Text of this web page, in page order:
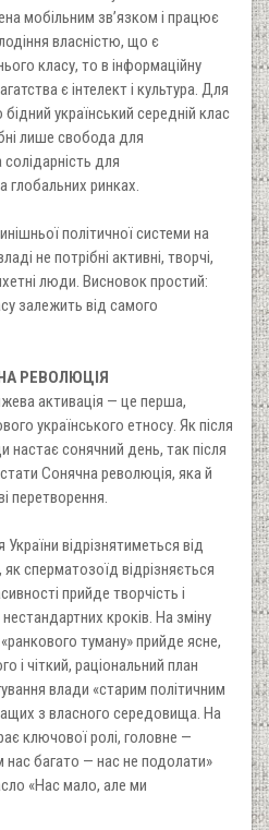
мобільним зв’язком і працює
власністю, що є
класу, то в інформаційну
є інтелект і культура. Для
український середній клас
лише свобода для
для
глобальних ринках.
політичної системи на
не потрібні активні, творчі,
люди. Висновок простий:
залежить від самого
РЕВОЛЮЦІЯ
активація — це перша,
українського етносу. Як після
настає сонячний день, так після
Сонячна революція, яка й
перетворення.
відрізнятиметься від
сперматозоїд відрізняється
прийде творчість і
кроків. На зміну
туману» прийде ясне,
і чіткий, раціональний план
влади «старим політичним
з власного середовища. На
ключової ролі, головне —
нас багато — нас не подолати»
«Нас мало, але ми